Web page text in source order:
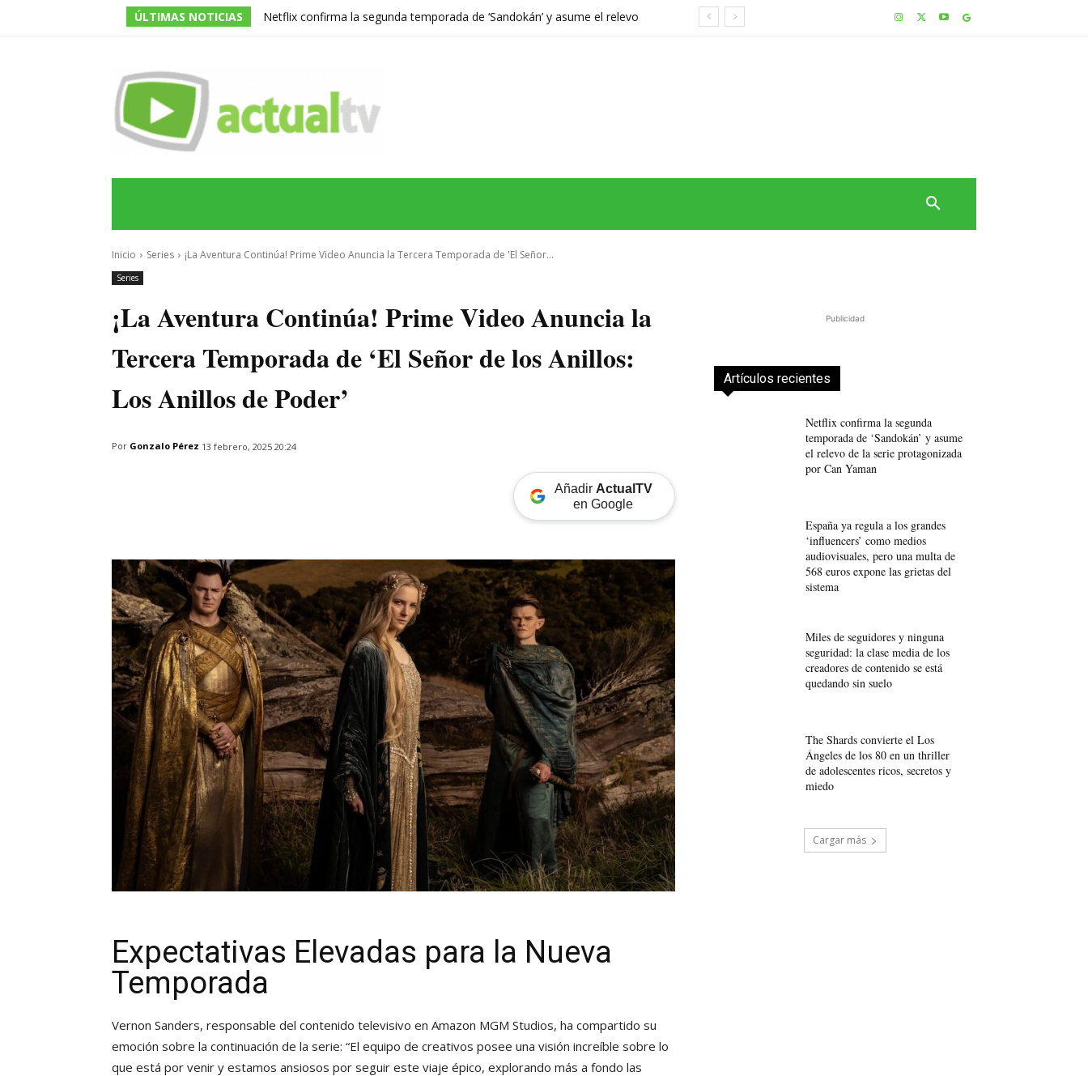
ÚLTIMAS NOTICIAS
Netflix confirma la segunda temporada de ‘Sandokán’ y asume el relevo
Inicio Series ¡La Aventura Continúa! Prime Video Anuncia la Tercera Temporada de 'El Señor...
Series
¡La Aventura Continúa! Prime Video Anuncia la
Tercera Temporada de ‘El Señor de los Anillos:
Los Anillos de Poder’
Por Gonzalo Pérez 13 febrero, 2025 20:24
Añadir ActualTV
en Google
Expectativas Elevadas para la Nueva
Temporada
Vernon Sanders, responsable del contenido televisivo en Amazon MGM Studios, ha compartido su
emoción sobre la continuación de la serie: “El equipo de creativos posee una visión increíble sobre lo
que está por venir y estamos ansiosos por seguir este viaje épico, explorando más a fondo las
Publicidad
Artículos recientes
Netflix confirma la segunda
temporada de ‘Sandokán’ y asume
el relevo de la serie protagonizada
por Can Yaman
España ya regula a los grandes
‘influencers’ como medios
audiovisuales, pero una multa de
568 euros expone las grietas del
sistema
Miles de seguidores y ninguna
seguridad: la clase media de los
creadores de contenido se está
quedando sin suelo
The Shards convierte el Los
Ángeles de los 80 en un thriller
de adolescentes ricos, secretos y
miedo
Cargar más